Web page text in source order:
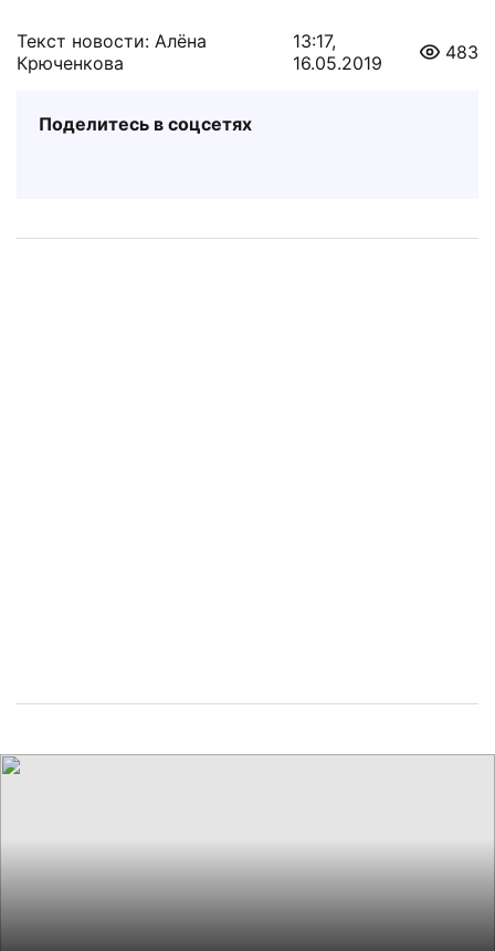
Текст новости: Алёна
Крюченкова
13:17,
16.05.2019
483
Поделитесь в соцсетях